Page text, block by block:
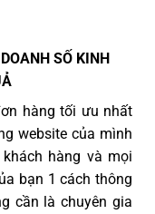
SỐ KINH
hàng tối ưu nhất
website của mình
hàng và mọi
bạn 1 cách thông
cần là chuyên gia